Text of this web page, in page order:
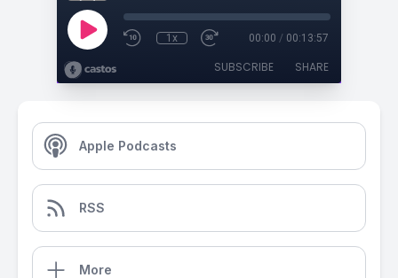
1x 00:00 / 00:13:57
SUBSCRIBE SHARE
Apple Podcasts
RSS
More